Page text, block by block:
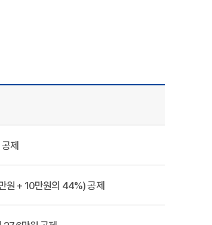
제
원 + 10만원의 44%) 공제